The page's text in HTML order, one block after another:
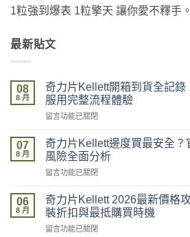
1粒強到爆表 1粒擎天 讓你愛不釋手。
最新貼文
08
8 月
奇力片Kellett開箱到貨全記錄
服用完整流程體驗
在
力
片
Kellett
開
到
貨
全
記
留言功能已關閉
07
8 月
奇力片Kellett邊度買最安全
風險全面分析
在
力
片
Kellett
邊
留言功能已關閉
06
8 月
奇力片Kellett 2026最新價格
裝折扣與最抵購買時機
在
留言功能已關閉